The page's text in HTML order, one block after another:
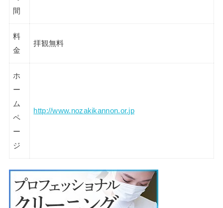
間
料
金
拝観無料
ホ
ー
ム
ペ
ー
ジ
http://www.nozakikannon.or.jp